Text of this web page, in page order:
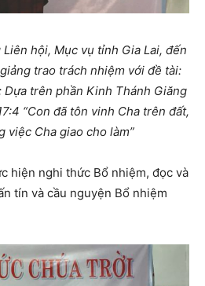
hội, Mục vụ tỉnh Gia Lai, đến
trao trách nhiệm với đề tài:
Dựa trên phần Kinh Thánh Giăng
“Con đã tôn vinh Cha trên đất,
việc Cha giao cho làm”
hiện nghi thức Bổ nhiệm, đọc và
tín và cầu nguyện Bổ nhiệm